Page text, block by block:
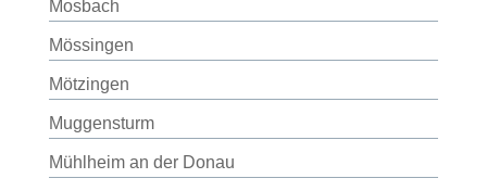
Mosbach
Mössingen
Mötzingen
Muggensturm
Mühlheim an der Donau